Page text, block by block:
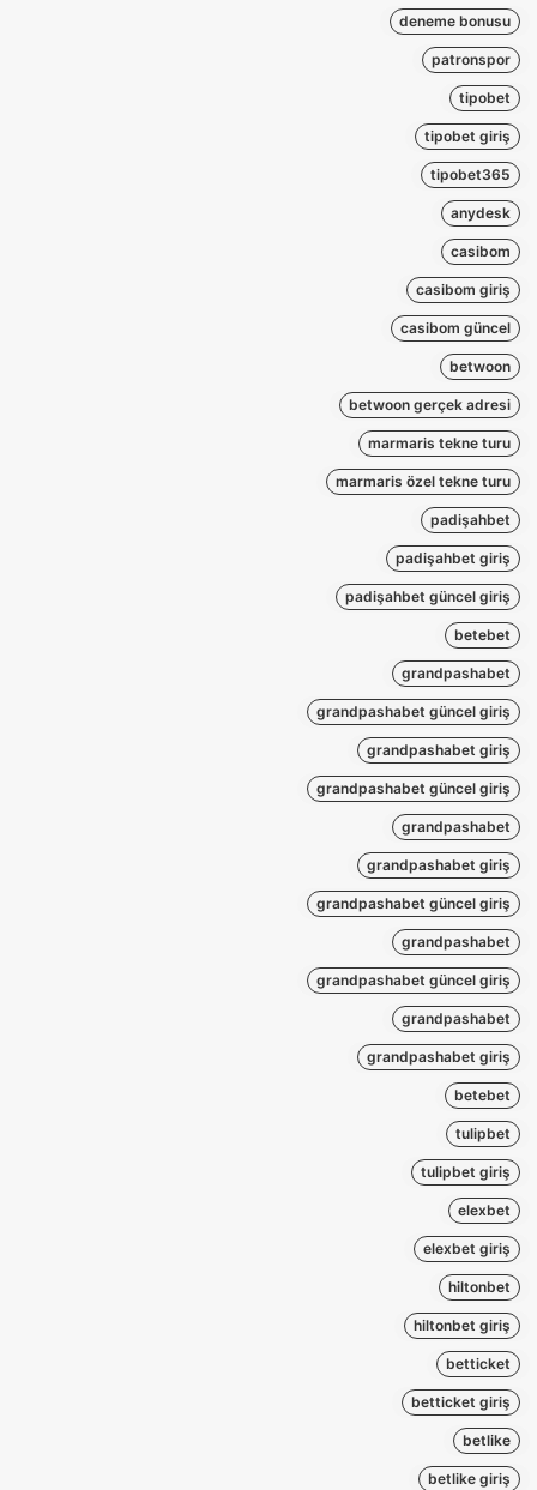
deneme bonusu
patronspor
tipobet
tipobet giriş
tipobet365
anydesk
casibom
casibom giriş
casibom güncel
betwoon
betwoon gerçek adresi
marmaris tekne turu
marmaris özel tekne turu
padişahbet
padişahbet giriş
padişahbet güncel giriş
betebet
grandpashabet
grandpashabet güncel giriş
grandpashabet giriş
grandpashabet güncel giriş
grandpashabet
grandpashabet giriş
grandpashabet güncel giriş
grandpashabet
grandpashabet güncel giriş
grandpashabet
grandpashabet giriş
betebet
tulipbet
tulipbet giriş
elexbet
elexbet giriş
hiltonbet
hiltonbet giriş
betticket
betticket giriş
betlike
betlike giriş